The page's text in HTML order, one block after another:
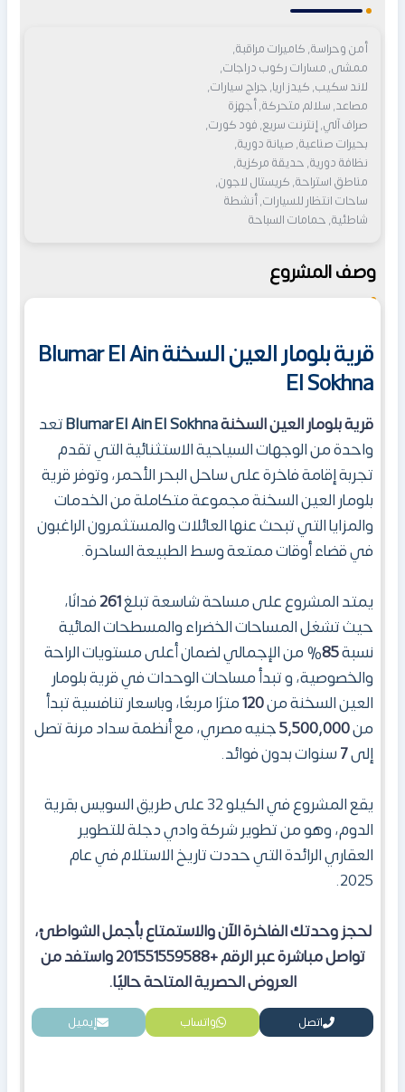
أمن وحراسة, كاميرات مراقبة,
ممشى, مسارات ركوب دراجات,
لاند سكيب, كيدز اريا, جراج سيارات,
مصاعد, سلالم متحركة, أجهزة
صراف آلي, إنترنت سريع, فود كورت,
بحيرات صناعية, صيانة دورية,
نظافة دورية, حديقة مركزية,
مناطق استراحة, كريستال لاجون,
ساحات انتظار للسيارات, أنشطة
شاطئية, حمامات السباحة
وصف المشروع
قرية بلومار العين السخنة Blumar El Ain
El Sokhna
قرية بلومار العين السخنةBlumar El Ain El Sokhnaتعد
واحدة من الوجهات السياحية الاستثنائية التي تقدم
تجربة إقامة فاخرة على ساحل البحر الأحمر، وتوفر قرية
بلومار العين السخنة مجموعة متكاملة من الخدمات
والمزايا التي تبحث عنها العائلات والمستثمرون الراغبون
في قضاء أوقات ممتعة وسط الطبيعة الساحرة.
يمتد المشروع على مساحة شاسعة تبلغ261فدانًا،
حيث تشغل المساحات الخضراء والمسطحات المائية
نسبة85% من الإجمالي لضمان أعلى مستويات الراحة
والخصوصية، و تبدأ مساحات الوحدات في قرية بلومار
العين السخنة من120مترًا مربعًا، وباسعار تنافسية تبدأ
من5,500,000جنيه مصري، مع أنظمة سداد مرنة تصل
إلى7سنوات بدون فوائد.
يقع المشروع في الكيلو 32 على طريق السويس بقرية
الدوم، وهو من تطوير شركة وادي دجلة للتطوير
العقاري الرائدة التي حددت تاريخ الاستلام في عام
2025.
لحجز وحدتك الفاخرة الآن والاستمتاع بأجمل الشواطئ،
تواصل مباشرة عبر الرقم +201551559588 واستفد من
العروض الحصرية المتاحة حاليًا.
اتصل واتساب إيميل